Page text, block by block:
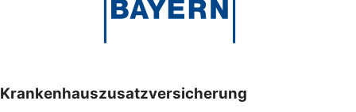
Krankenhauszusatzversicherung